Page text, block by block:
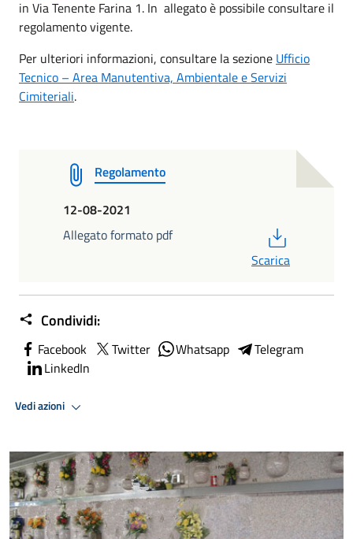
in Via Tenente Farina 1. In allegato è possibile consultare il
regolamento vigente.
Per ulteriori informazioni, consultare la sezione Ufficio
Tecnico – Area Manutentiva, Ambientale e Servizi
Cimiteriali.
Regolamento
12-08-2021
Allegato formato pdf
Scarica
Condividi:
Facebook Twitter Whatsapp
Telegram
LinkedIn
Vedi azioni